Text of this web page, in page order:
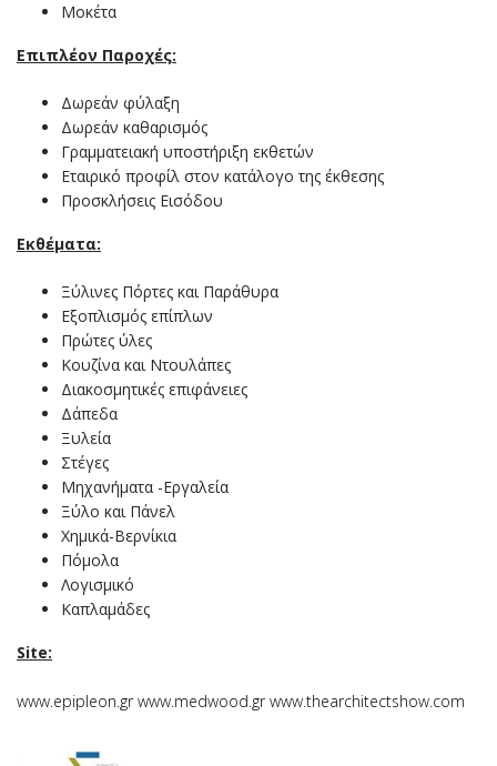
Μοκέτα
Επιπλέον Παροχές:
Δωρεάν φύλαξη
Δωρεάν καθαρισμός
Γραμματειακή υποστήριξη εκθετών
Εταιρικό προφίλ στον κατάλογο της έκθεσης
Προσκλήσεις Εισόδου
Εκθέματα:
Ξύλινες Πόρτες και Παράθυρα
Εξοπλισμός επίπλων
Πρώτες ύλες
Κουζίνα και Ντουλάπες
Διακοσμητικές επιφάνειες
Δάπεδα
Ξυλεία
Στέγες
Μηχανήματα -Εργαλεία
Ξύλο και Πάνελ
Χημικά-Βερνίκια
Πόμολα
Λογισμικό
Καπλαμάδες
Site:
www.epipleon.gr www.medwood.gr www.thearchitectshow.com